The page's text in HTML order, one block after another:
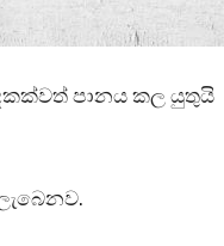
පානය කල යුතුයි